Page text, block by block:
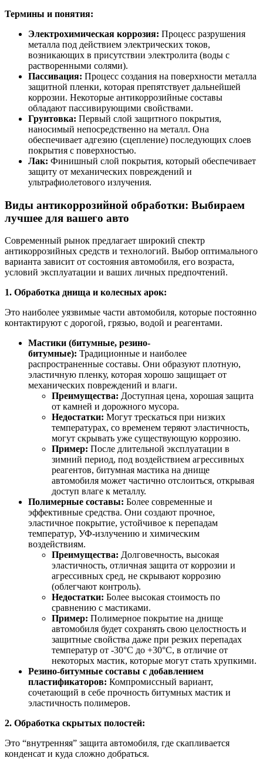
Термины и понятия:
Электрохимическая коррозия: Процесс разрушения
металла под действием электрических токов,
возникающих в присутствии электролита (воды с
растворенными солями).
Пассивация: Процесс создания на поверхности металла
защитной пленки, которая препятствует дальнейшей
коррозии. Некоторые антикоррозийные составы
обладают пассивирующими свойствами.
Грунтовка: Первый слой защитного покрытия,
наносимый непосредственно на металл. Она
обеспечивает адгезию (сцепление) последующих слоев
покрытия с поверхностью.
Лак: Финишный слой покрытия, который обеспечивает
защиту от механических повреждений и
ультрафиолетового излучения.
Виды антикоррозийной обработки: Выбираем
лучшее для вашего авто
Современный рынок предлагает широкий спектр
антикоррозийных средств и технологий. Выбор оптимального
варианта зависит от состояния автомобиля, его возраста,
условий эксплуатации и ваших личных предпочтений.
1. Обработка днища и колесных арок:
Это наиболее уязвимые части автомобиля, которые постоянно
контактируют с дорогой, грязью, водой и реагентами.
Мастики (битумные, резино-
битумные): Традиционные и наиболее
распространенные составы. Они образуют плотную,
эластичную пленку, которая хорошо защищает от
механических повреждений и влаги.
Преимущества: Доступная цена, хорошая защита
от камней и дорожного мусора.
Недостатки: Могут трескаться при низких
температурах, со временем теряют эластичность,
могут скрывать уже существующую коррозию.
Пример: После длительной эксплуатации в
зимний период, под воздействием агрессивных
реагентов, битумная мастика на днище
автомобиля может частично отслоиться, открывая
доступ влаге к металлу.
Полимерные составы: Более современные и
эффективные средства. Они создают прочное,
эластичное покрытие, устойчивое к перепадам
температур, УФ-излучению и химическим
воздействиям.
Преимущества: Долговечность, высокая
эластичность, отличная защита от коррозии и
агрессивных сред, не скрывают коррозию
(облегчают контроль).
Недостатки: Более высокая стоимость по
сравнению с мастиками.
Пример: Полимерное покрытие на днище
автомобиля будет сохранять свою целостность и
защитные свойства даже при резких перепадах
температур от -30°C до +30°C, в отличие от
некоторых мастик, которые могут стать хрупкими.
Резино-битумные составы с добавлением
пластификаторов: Компромиссный вариант,
сочетающий в себе прочность битумных мастик и
эластичность полимеров.
2. Обработка скрытых полостей:
Это “внутренняя” защита автомобиля, где скапливается
конденсат и куда сложно добраться.